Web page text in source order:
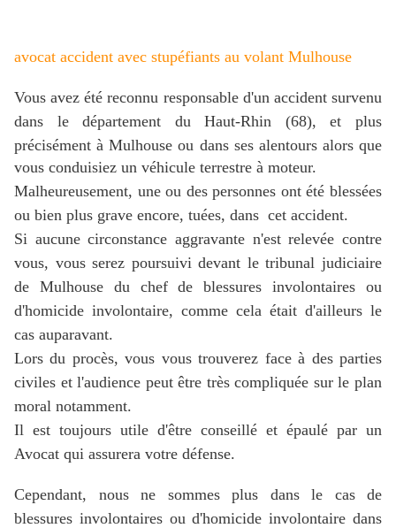
avocat accident avec stupéfiants au volant Mulhouse
Vous avez été reconnu responsable d'un accident survenu
dans le département du Haut-Rhin (68), et plus
précisément à Mulhouse ou dans ses alentours alors que
vous conduisiez un véhicule terrestre à moteur.
Malheureusement, une ou des personnes ont été blessées
ou bien plus grave encore, tuées, dans cet accident.
Si aucune circonstance aggravante n'est relevée contre
vous, vous serez poursuivi devant le tribunal judiciaire
de Mulhouse du chef de blessures involontaires ou
d'homicide involontaire, comme cela était d'ailleurs le
cas auparavant.
Lors du procès, vous vous trouverez face à des parties
civiles et l'audience peut être très compliquée sur le plan
moral notamment.
Il est toujours utile d'être conseillé et épaulé par un
Avocat qui assurera votre défense.
Cependant, nous ne sommes plus dans le cas de
blessures involontaires ou d'homicide involontaire dans